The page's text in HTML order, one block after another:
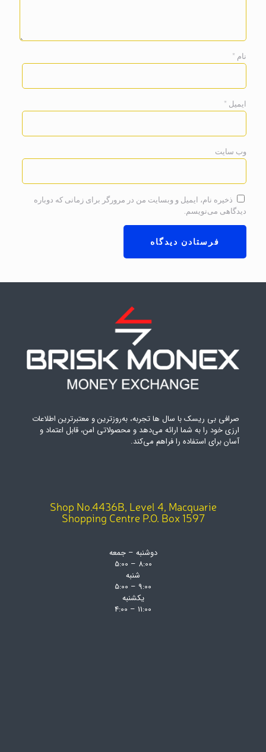
نام *
ایمیل *
وب‌ سایت
ذخیره نام، ایمیل و وبسایت من در مرورگر برای زمانی که دوباره
دیدگاهی می‌نویسم.
صرافی بی ریسک با سال ها تجربه، به‌روزترین و معتبرترین اطلاعات
ارزی خود را به شما ارائه می‌دهد و محصولاتی امن، قابل اعتماد و
آسان برای استفاده را فراهم می‌کند.
Shop No.4436B, Level 4, Macquarie
Shopping Centre P.O. Box 1597
دوشنبه – جمعه
8:00 – 5:00
شنبه
9:00 – 5:00
یکشنبه
11:00 – 4:00